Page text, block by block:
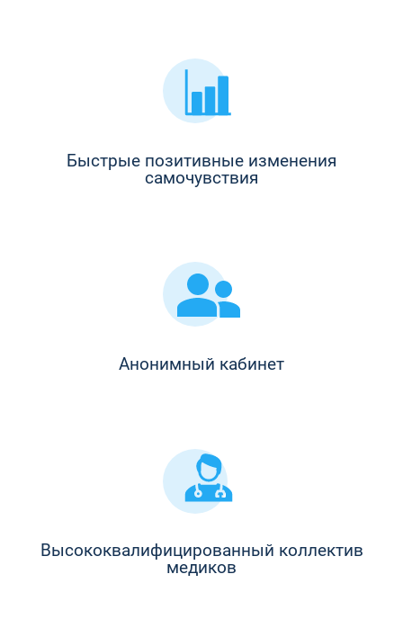
Быстрые позитивные изменения
самочувствия
Анонимный кабинет
Высококвалифицированный коллектив
медиков